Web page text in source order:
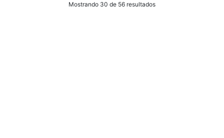
Mostrando 30 de 56 resultados